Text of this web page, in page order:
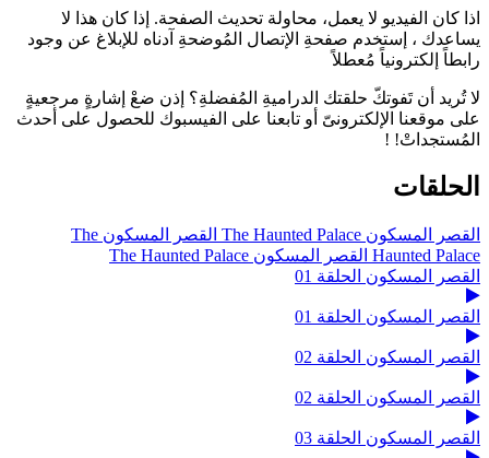
اذا كان الفيديو لا يعمل، محاولة تحديث الصفحة. إذا كان هذا لا
يساعدك ، إستخدم صفحةِ الإتصال المُوضحةِ آدناه للإبلاغ عن وجود
رابطاً إلكترونياً مُعطلاً
لا تُريد أن تَفوتكّ حلقتك الدراميةِ المُفضلةِ؟ إذن ضعْ إشارةٍ مرجعيةٍ
على موقعنا الإلكترونىّ أو تابعنا على الفيسبوك للحصول على أحدث
المُستجداتْ! !
الحلقات
القصر المسكون The Haunted Palace
القصر المسكون The
Haunted Palace القصر المسكون The Haunted Palace
القصر المسكون الحلقة 01
القصر المسكون الحلقة 01
القصر المسكون الحلقة 02
القصر المسكون الحلقة 02
القصر المسكون الحلقة 03